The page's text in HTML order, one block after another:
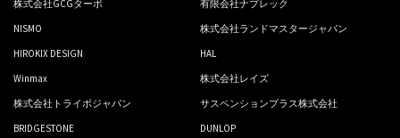
株式会社GCGターボ
有限会社ナプレック
NISMO
株式会社ランドマスタージャパン
HIROKIX DESIGN
HAL
Winmax
株式会社レイズ
株式会社トライボジャパン
サスペンションプラス株式会社
BRIDGESTONE
DUNLOP